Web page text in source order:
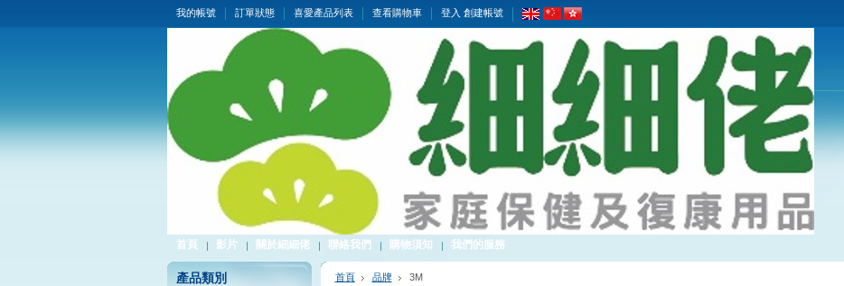
我的帳號 訂單狀態 喜愛產品列表 查看購物車 登入 創建帳號
首頁 影片 關於細細佬 聯絡我們 購物須知 我們的服務
產品類別 首頁 品牌 3M